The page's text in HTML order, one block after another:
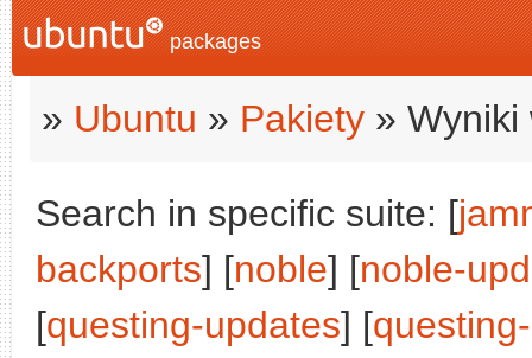
packages
» Ubuntu » Pakiety » Wyniki
Search in specific suite: [
backports] [noble] [noble-
[questing-updates] [